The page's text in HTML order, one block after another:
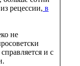
рецессии, в
не
и с